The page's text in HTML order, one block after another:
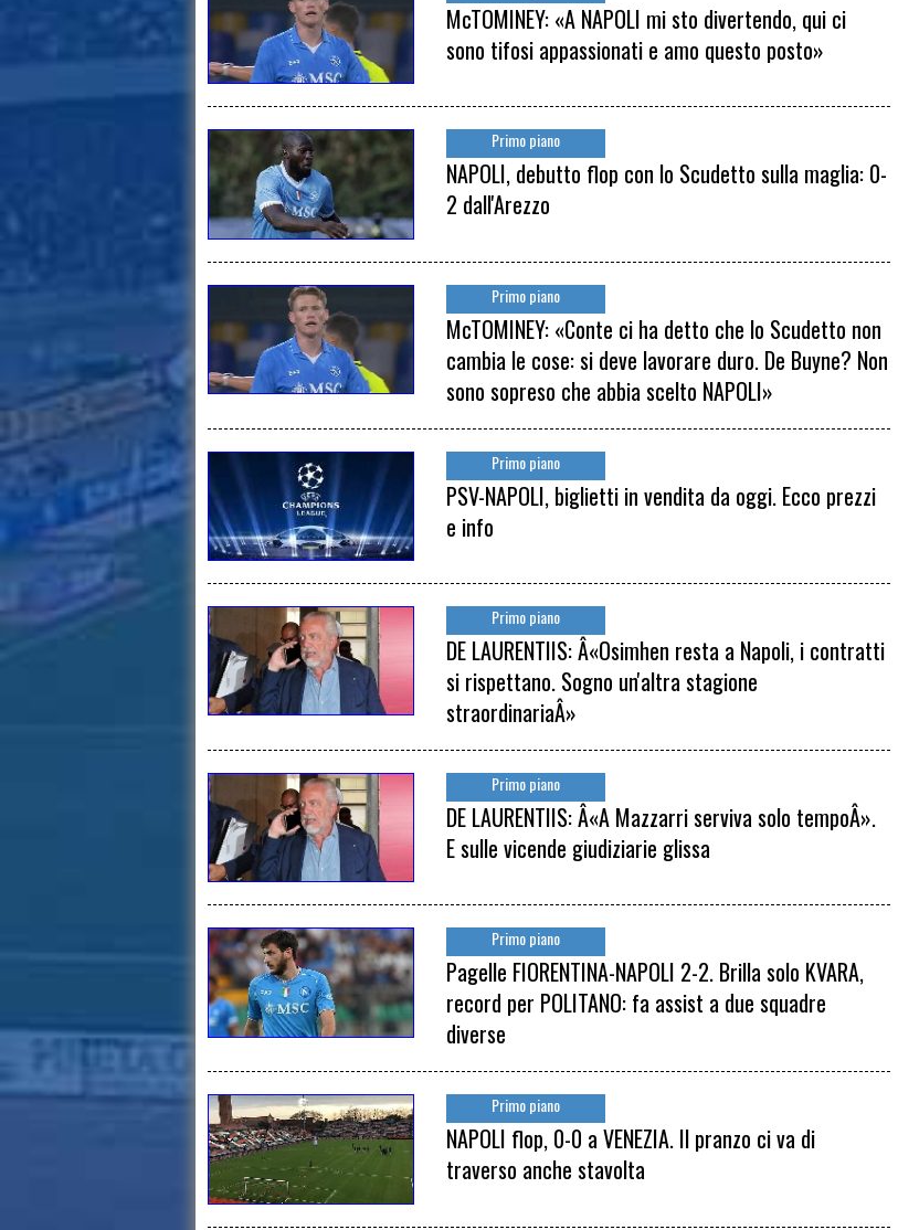
McTOMINEY: «A NAPOLI mi sto divertendo, qui ci
sono tifosi appassionati e amo questo posto»
Primo piano
NAPOLI, debutto flop con lo Scudetto sulla maglia: 0-
2 dall'Arezzo
Primo piano
McTOMINEY: «Conte ci ha detto che lo Scudetto non
cambia le cose: si deve lavorare duro. De Buyne? Non
sono sopreso che abbia scelto NAPOLI»
Primo piano
PSV-NAPOLI, biglietti in vendita da oggi. Ecco prezzi
e info
Primo piano
DE LAURENTIIS: Â«Osimhen resta a Napoli, i contratti
si rispettano. Sogno un'altra stagione
straordinariaÂ»
Primo piano
DE LAURENTIIS: Â«A Mazzarri serviva solo tempoÂ».
E sulle vicende giudiziarie glissa
Primo piano
Pagelle FIORENTINA-NAPOLI 2-2. Brilla solo KVARA,
record per POLITANO: fa assist a due squadre
diverse
Primo piano
NAPOLI flop, 0-0 a VENEZIA. Il pranzo ci va di
traverso anche stavolta